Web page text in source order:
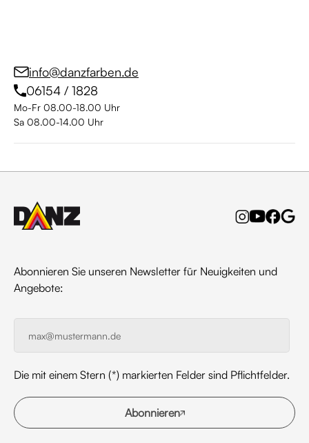
info@danzfarben.de
06154 / 1828
Mo-Fr 08.00-18.00 Uhr
Sa 08.00-14.00 Uhr
Abonnieren Sie unseren Newsletter für Neuigkeiten und
Angebote:
Die mit einem Stern (*) markierten Felder sind Pflichtfelder.
Abonnieren